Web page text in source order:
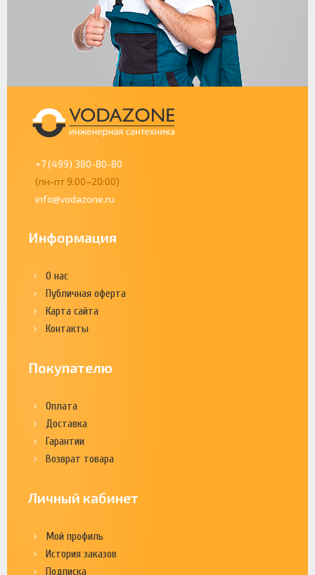
+7 (499) 380-80-80
(пн-пт 9:00–20:00)
info@vodazone.ru
Информация
О нас
Публичная оферта
Карта сайта
Контакты
Покупателю
Оплата
Доставка
Гарантии
Возврат товара
Личный кабинет
Мой профиль
История заказов
Подписка